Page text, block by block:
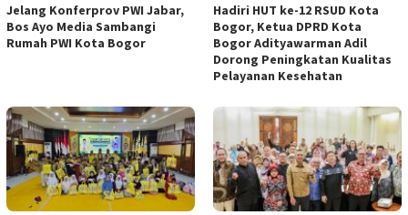
Jelang Konferprov PWI Jabar,
Bos Ayo Media Sambangi
Rumah PWI Kota Bogor
Hadiri HUT ke-12 RSUD Kota
Bogor, Ketua DPRD Kota
Bogor Adityawarman Adil
Dorong Peningkatan Kualitas
Pelayanan Kesehatan